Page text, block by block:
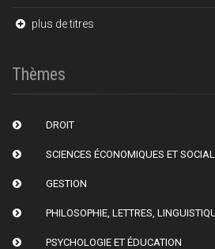
plus de titres
Thèmes
DROIT
SCIENCES ÉCONOMIQUES ET
GESTION
PHILOSOPHIE, LETTRES,
PSYCHOLOGIE ET ÉDUCATION